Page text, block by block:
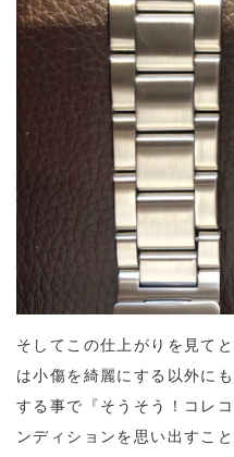
そしてこの仕上がりを見て
は小傷を綺麗にする以外に
する事で『そうそう！コレ
ンディションを思い出すこ